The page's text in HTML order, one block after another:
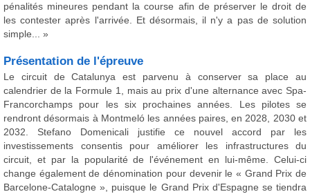
pénalités mineures pendant la course afin de préserver le droit de
les contester après l'arrivée. Et désormais, il n'y a pas de solution
simple... »
Présentation de l'épreuve
Le circuit de Catalunya est parvenu à conserver sa place au
calendrier de la Formule 1, mais au prix d'une alternance avec Spa-
Francorchamps pour les six prochaines années. Les pilotes se
rendront désormais à Montmeló les années paires, en 2028, 2030 et
2032. Stefano Domenicali justifie ce nouvel accord par les
investissements consentis pour améliorer les infrastructures du
circuit, et par la popularité de l'événement en lui-même. Celui-ci
change également de dénomination pour devenir le « Grand Prix de
Barcelone-Catalogne », puisque le Grand Prix d'Espagne se tiendra